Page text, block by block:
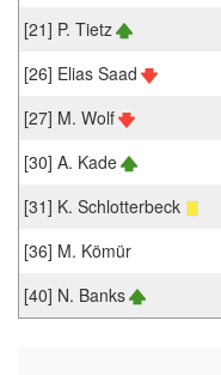
[21] P. Tietz
[26] Elias Saad
[27] M. Wolf
[30] A. Kade
[31] K. Schlotterbeck
[36] M. Kömür
[40] N. Banks